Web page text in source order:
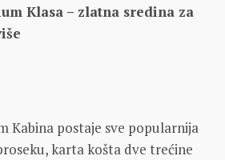
Klasa – zlatna sredina za
Kabina postaje sve popularnija
karta košta dve trećine